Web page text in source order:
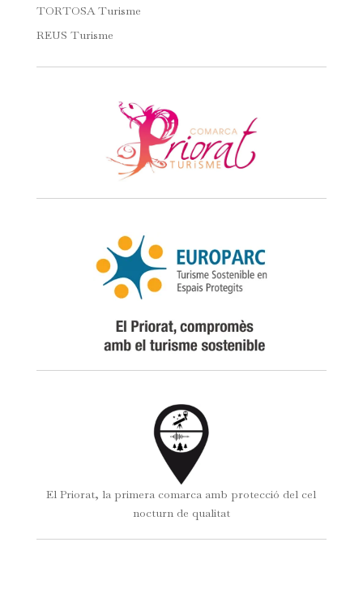
TORTOSA Turisme
REUS Turisme
El Priorat, la primera comarca amb protecció del cel
nocturn de qualitat